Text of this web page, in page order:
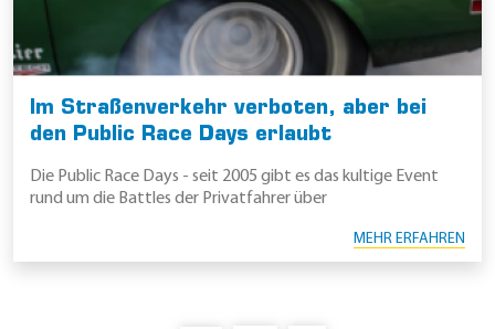
Im Straßenverkehr verboten, aber bei
den Public Race Days erlaubt
Die Public Race Days - seit 2005 gibt es das kultige Event
rund um die Battles der Privatfahrer über
MEHR ERFAHREN